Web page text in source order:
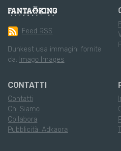
Feed RSS
Dunkest usa immagini fornite
da: Imago Images
CONTATTI
Contatti
Chi Siamo
Collabora
Pubblicità: Adkaora